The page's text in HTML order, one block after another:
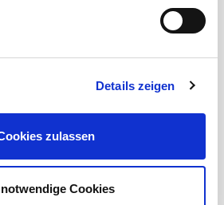
Details zeigen
zulassen
Cookies
davvero efficace la
su una piattaforma
infatti diintegrare
e robotin modo
dei nostri team tecnici e
del progetto, anche nei